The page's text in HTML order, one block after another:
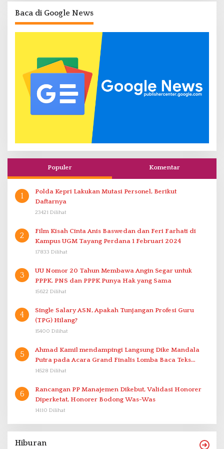
Baca di Google News
Populer Komentar
1
Polda Kepri Lakukan Mutasi Personel, Berikut
Daftarnya
23421 Dilihat
2
Film Kisah Cinta Anis Baswedan dan Feri Farhati di
Kampus UGM Tayang Perdana 1 Februari 2024
17833 Dilihat
3
UU Nomor 20 Tahun Membawa Angin Segar untuk
PPPK. PNS dan PPPK Punya Hak yang Sama
15622 Dilihat
4
Single Salary ASN, Apakah Tunjangan Profesi Guru
(TPG) Hilang?
15400 Dilihat
5
Ahmad Kamil mendampingi Langsung Dike Mandala
Putra pada Acara Grand Finalis Lomba Baca Teks
Proklamasi Mirip Bung Karno di Bali
14528 Dilihat
6
Rancangan PP Manajemen Dikebut, Validasi Honorer
Diperketat, Honorer Bodong Was-Was
14110 Dilihat
Hiburan